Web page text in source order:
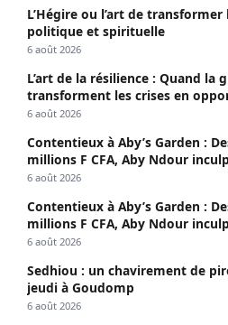
L’Hégire ou l’art de
politique et spirituelle
6 août 2026
L’art de la résilience : Quand la
transforment les crises en
6 août 2026
Contentieux à Aby’s Garden :
millions F CFA, Aby Ndour
sociaux
6 août 2026
Contentieux à Aby’s Garden :
millions F CFA, Aby Ndour
sociaux
6 août 2026
Sedhiou : un chavirement de
jeudi à Goudomp
6 août 2026